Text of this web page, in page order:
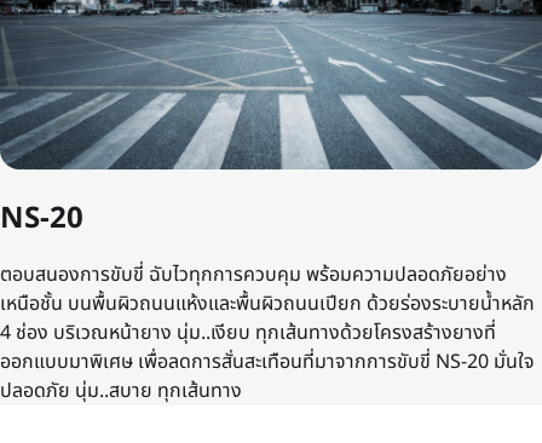
NS-20
ตอบสนองการขับขี่ ฉับไวทุกการควบคุม พร้อมความปลอดภัยอย่าง
เหนือชั้น บนพื้นผิวถนนแห้งและพื้นผิวถนนเปียก ด้วยร่องระบายน้ำหลัก
4 ช่อง บริเวณหน้ายาง นุ่ม..เงียบ ทุกเส้นทางด้วยโครงสร้างยางที่
ออกแบบมาพิเศษ เพื่อลดการสั่นสะเทือนที่มาจากการขับขี่ NS-20 มั่นใจ
ปลอดภัย นุ่ม..สบาย ทุกเส้นทาง